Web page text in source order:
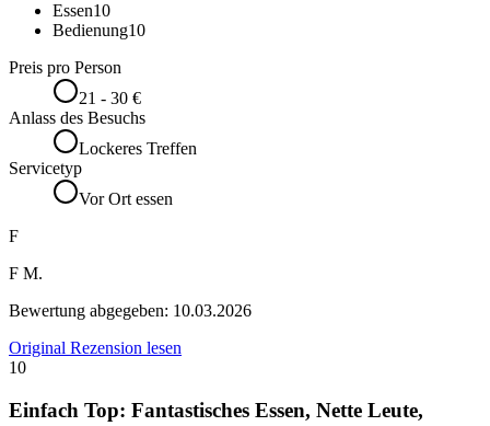
Essen10
Bedienung10
Preis pro Person
21 - 30 €
Anlass des Besuchs
Lockeres Treffen
Servicetyp
Vor Ort essen
F
F M.
Bewertung abgegeben: 10.03.2026
Original Rezension lesen
10
Einfach Top: Fantastisches Essen, Nette Leute,